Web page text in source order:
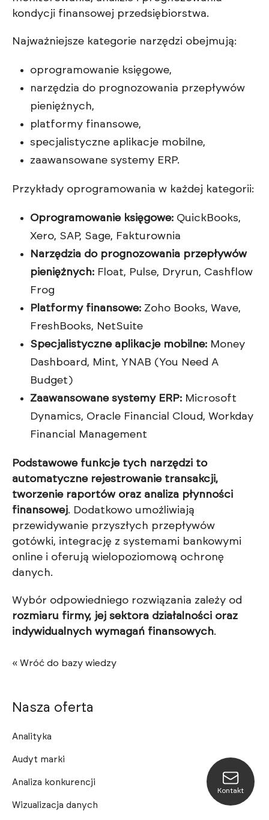
kondycji finansowej przedsiębiorstwa.
Najważniejsze kategorie narzędzi obejmują:
oprogramowanie księgowe,
narzędzia do prognozowania przepływów
pieniężnych,
platformy finansowe,
specjalistyczne aplikacje mobilne,
zaawansowane systemy ERP.
Przykłady oprogramowania w każdej kategorii:
Oprogramowanie księgowe: QuickBooks,
Xero, SAP, Sage, Fakturownia
Narzędzia do prognozowania przepływów
pieniężnych: Float, Pulse, Dryrun, Cashflow
Frog
Platformy finansowe: Zoho Books, Wave,
FreshBooks, NetSuite
Specjalistyczne aplikacje mobilne: Money
Dashboard, Mint, YNAB (You Need A
Budget)
Zaawansowane systemy ERP: Microsoft
Dynamics, Oracle Financial Cloud, Workday
Financial Management
Podstawowe funkcje tych narzędzi to
automatyczne rejestrowanie transakcji,
tworzenie raportów oraz analiza płynności
finansowej. Dodatkowo umożliwiają
przewidywanie przyszłych przepływów
gotówki, integrację z systemami bankowymi
online i oferują wielopoziomową ochronę
danych.
Wybór odpowiedniego rozwiązania zależy od
rozmiaru firmy, jej sektora działalności oraz
indywidualnych wymagań finansowych.
« Wróć do bazy wiedzy
Nasza oferta
Analityka
Audyt marki
Analiza konkurencji
Wizualizacja danych
Kontakt